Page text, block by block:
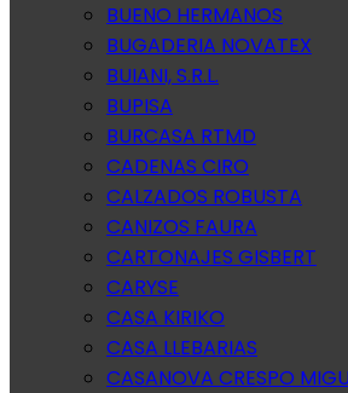
BUENO HERMANOS
BUGADERIA NOVATEX
BUIANI, S.R.L.
BUPISA
BURCASA RTMD
CADENAS CIRO
CALZADOS ROBUSTA
CANIZOS FAURA
CARTONAJES GISBERT
CARYSE
CASA KIRIKO
CASA LLEBARIAS
CASANOVA CRESPO